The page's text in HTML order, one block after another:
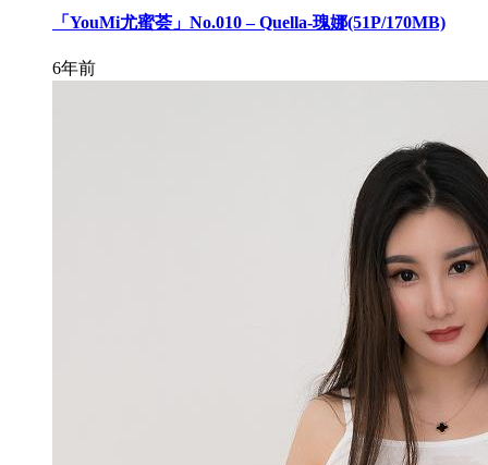
「YouMi尤蜜荟」No.010 – Quella-瑰娜(51P/170MB)
6年前